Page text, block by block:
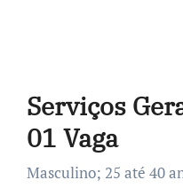
Serviços
01 Vaga
Masculino; 25 até 40